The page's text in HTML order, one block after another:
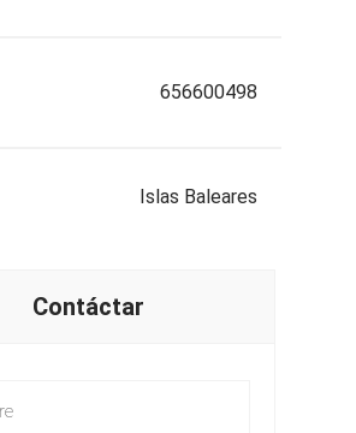
656600498
Islas Baleares
Contáctar